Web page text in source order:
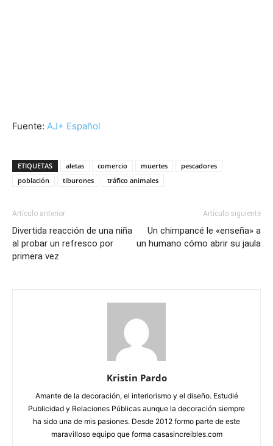
Fuente: AJ+ Español
ETIQUETAS aletas comercio muertes
pescadores
población
tiburones tráfico animales
Artículo anterior
Divertida reacción de una niña
al probar un refresco por
primera vez
Artículo siguiente
Un chimpancé le «enseña» a
un humano cómo abrir su jaula
Kristin Pardo
Amante de la decoración, el interiorismo y el diseño. Estudié
Publicidad y Relaciones Públicas aunque la decoración siempre
ha sido una de mis pasiones. Desde 2012 formo parte de este
maravilloso equipo que forma casasincreibles.com